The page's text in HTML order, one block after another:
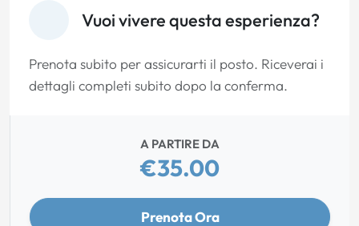
Vuoi vivere questa esperienza?
Prenota subito per assicurarti il posto. Riceverai i
dettagli completi subito dopo la conferma.
A PARTIRE DA
€35.00
Prenota Ora